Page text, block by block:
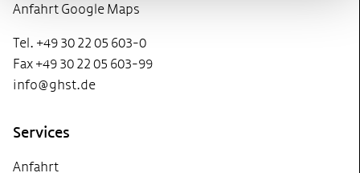
Anfahrt Google Maps
Tel. +49 30 22 05 603-0
Fax +49 30 22 05 603-99
info@ghst.de
Services
Anfahrt